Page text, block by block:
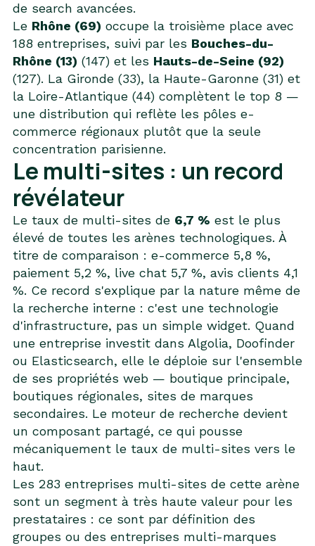
de search avancées.
Le Rhône (69) occupe la troisième place avec
188 entreprises, suivi par les Bouches-du-
Rhône (13) (147) et les Hauts-de-Seine (92)
(127). La Gironde (33), la Haute-Garonne (31) et
la Loire-Atlantique (44) complètent le top 8 —
une distribution qui reflète les pôles e-
commerce régionaux plutôt que la seule
concentration parisienne.
Le multi-sites : un record
révélateur
Le taux de multi-sites de 6,7 % est le plus
élevé de toutes les arènes technologiques. À
titre de comparaison : e-commerce 5,8 %,
paiement 5,2 %, live chat 5,7 %, avis clients 4,1
%. Ce record s'explique par la nature même de
la recherche interne : c'est une technologie
d'infrastructure, pas un simple widget. Quand
une entreprise investit dans Algolia, Doofinder
ou Elasticsearch, elle le déploie sur l'ensemble
de ses propriétés web — boutique principale,
boutiques régionales, sites de marques
secondaires. Le moteur de recherche devient
un composant partagé, ce qui pousse
mécaniquement le taux de multi-sites vers le
haut.
Les 283 entreprises multi-sites de cette arène
sont un segment à très haute valeur pour les
prestataires : ce sont par définition des
groupes ou des entreprises multi-marques